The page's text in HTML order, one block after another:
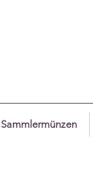
Sammlermünzen